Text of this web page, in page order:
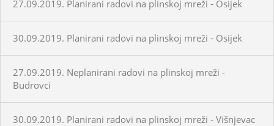
27.09.2019. Planirani radovi na plinskoj mreži - Osijek
30.09.2019. Planirani radovi na plinskoj mreži - Osijek
27.09.2019. Neplanirani radovi na plinskoj mreži -
Budrovci
30.09.2019. Planirani radovi na plinskoj mreži - Višnjevac